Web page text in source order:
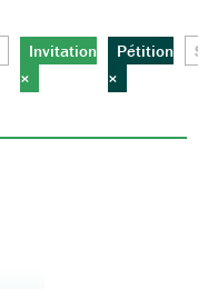
Invitation
×
Pétition
×